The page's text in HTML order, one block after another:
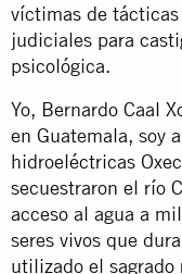
víctimas de
judiciales para
psicológica.
Yo, Bernardo Caal
en Guatemala, soy
hidroeléctricas
secuestraron el río
acceso al agua a
seres vivos que
utilizado el